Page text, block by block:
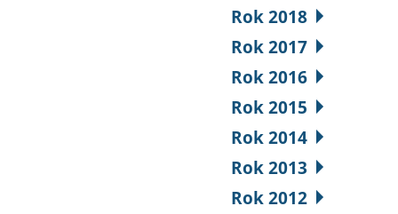
Rok 2018
Rok 2017
Rok 2016
Rok 2015
Rok 2014
Rok 2013
Rok 2012